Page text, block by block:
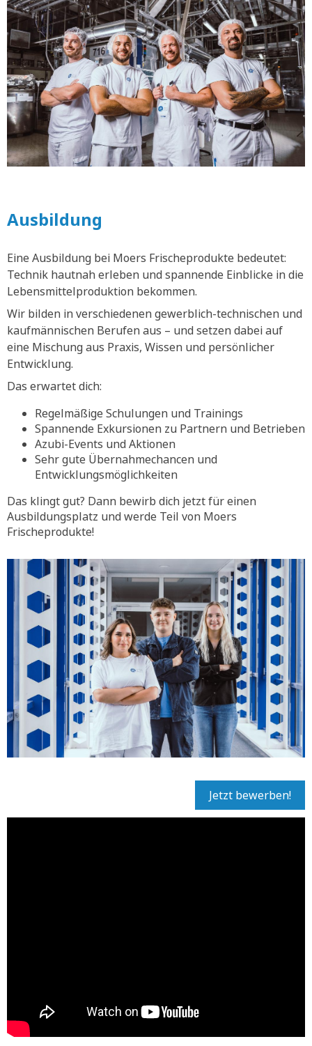
Ausbildung
Eine Ausbildung bei Moers Frischeprodukte bedeutet:
Technik hautnah erleben und spannende Einblicke in die
Lebensmittelproduktion bekommen.
Wir bilden in verschiedenen gewerblich-technischen und
kaufmännischen Berufen aus – und setzen dabei auf
eine Mischung aus Praxis, Wissen und persönlicher
Entwicklung.
Das erwartet dich:
Regelmäßige Schulungen und Trainings
Spannende Exkursionen zu Partnern und Betrieben
Azubi-Events und Aktionen
Sehr gute Übernahmechancen und
Entwicklungsmöglichkeiten
Das klingt gut? Dann bewirb dich jetzt für einen
Ausbildungsplatz und werde Teil von Moers
Frischeprodukte!
Jetzt bewerben!